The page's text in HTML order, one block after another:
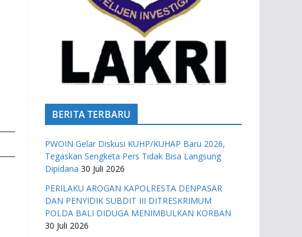
BERITA TERBARU
PWOIN Gelar Diskusi KUHP/KUHAP Baru 2026,
Tegaskan Sengketa Pers Tidak Bisa Langsung
Dipidana 30 Juli 2026
PERILAKU AROGAN KAPOLRESTA DENPASAR
DAN PENYIDIK SUBDIT III DITRESKRIMUM
POLDA BALI DIDUGA MENIMBULKAN KORBAN
30 Juli 2026